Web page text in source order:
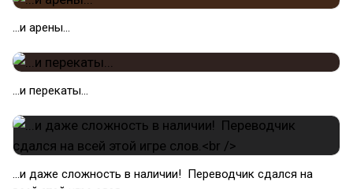
...и арены...
...и перекаты...
...и даже сложность в наличии! Переводчик сдался на